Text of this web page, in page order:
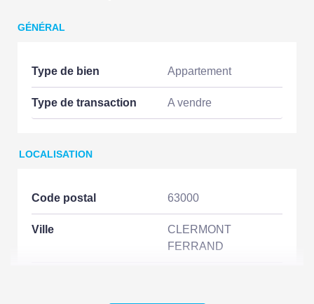
GÉNÉRAL
Type de bien Appartement
Type de transaction A vendre
LOCALISATION
Code postal 63000
Ville
CLERMONT
FERRAND